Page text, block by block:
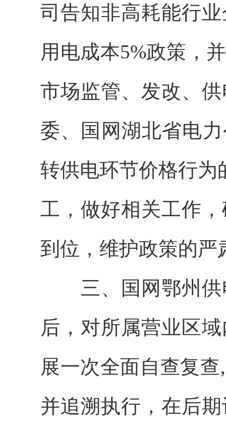
司告知非高耗能行
用电成本5%政策，
市场监管、发改、
委、国网湖北省电
转供电环节价格行为
工，做好相关工作
到位，维护政策的严
三、国网 鄂州
后，对所属营业区
展一次全面自查复查
并追溯执行，在后